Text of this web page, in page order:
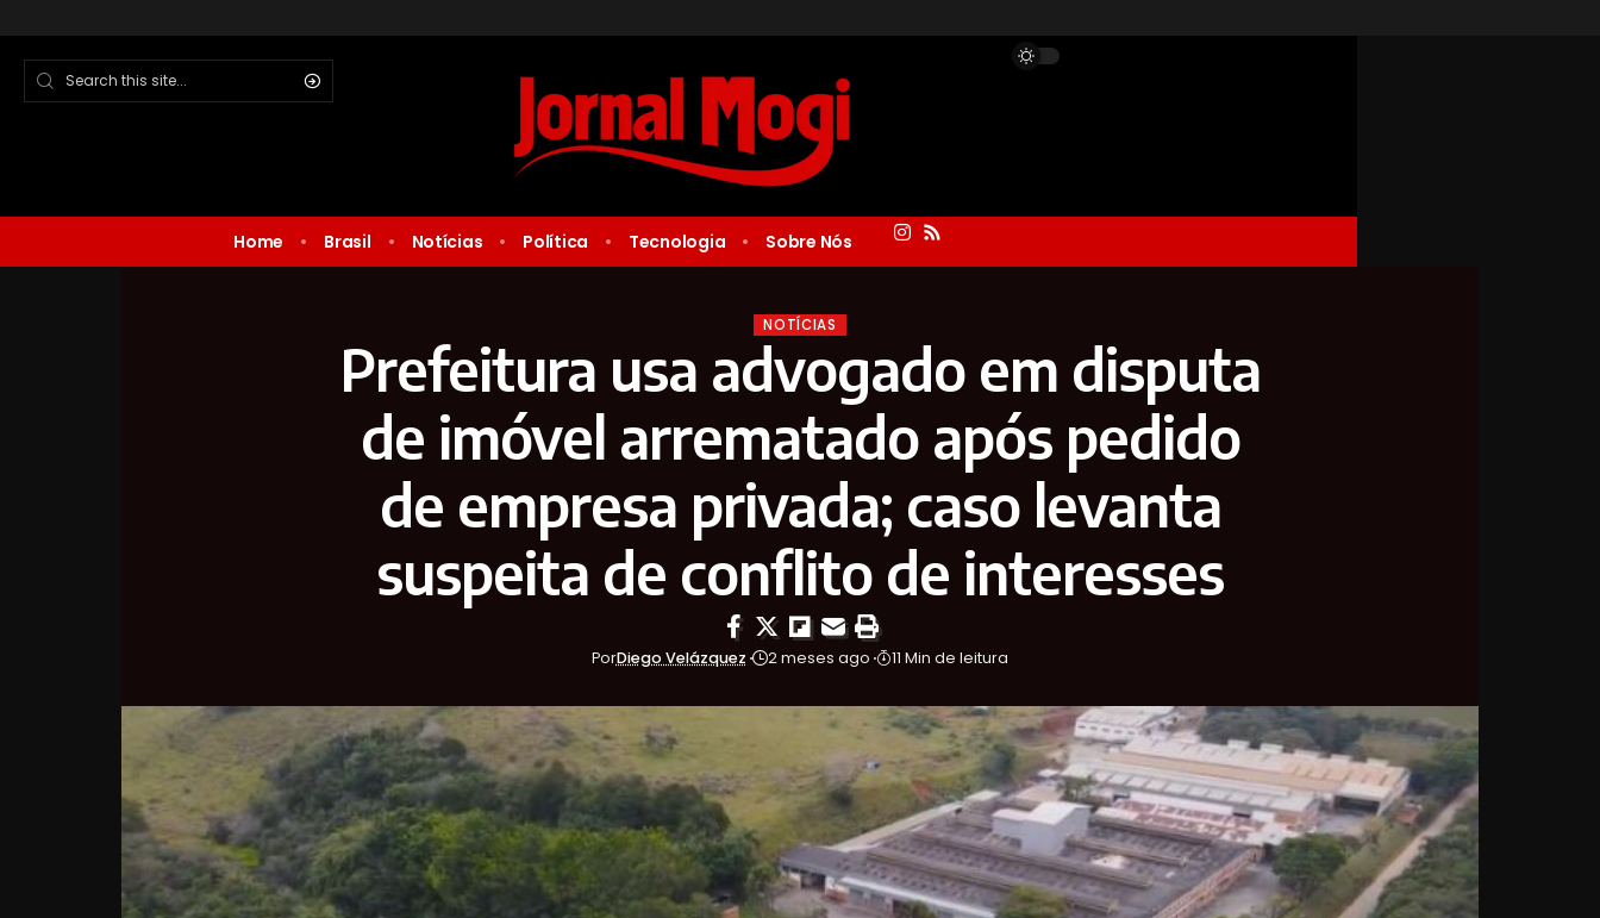
Home Brasil Notícias Política Tecnologia Sobre Nós
NOTÍCIAS
Prefeitura usa advogado em disputa
de imóvel arrematado após pedido
de empresa privada; caso levanta
suspeita de conflito de interesses
PorDiego Velázquez 2 meses ago 11 Min de leitura